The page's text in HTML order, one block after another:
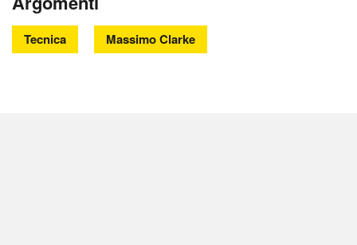
Tecnica Massimo Clarke